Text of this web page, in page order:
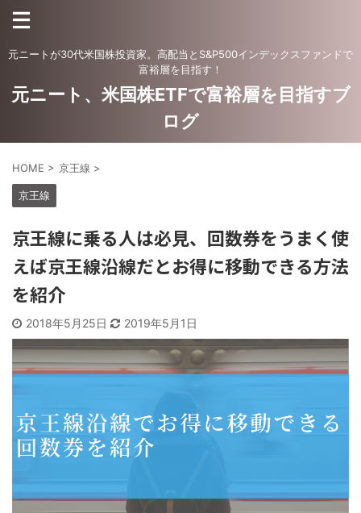
元ニートが30代米国株投資家。高配当とS&P500インデックスファンドで
富裕層を目指す！
元ニート、米国株ETFで富裕層を目指すブ
ログ
HOME > 京王線 >
京王線
京王線に乗る人は必見、回数券をうまく使
えば京王線沿線だとお得に移動できる方法
を紹介
2018年5月25日 2019年5月1日